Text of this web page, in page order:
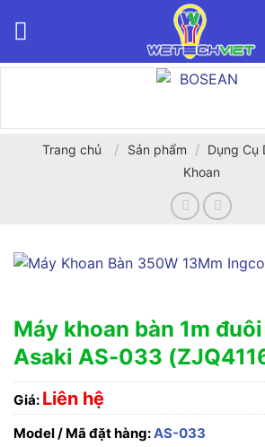
Trang chủ / Sản phẩm / Dụng Cụ
Khoan
Máy khoan bàn 1m
Asaki AS-033
Giá: Liên hệ
Model / Mã đặt hàng:AS-033